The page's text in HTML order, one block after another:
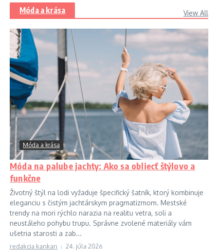
Móda a krása View All
Móda a krása
Móda na palube jachty: Ako sa obliecť štýlovo a
funkčne
Životný štýl na lodi vyžaduje špecifický šatník, ktorý kombinuje
eleganciu s čistým jachtárskym pragmatizmom. Mestské
trendy na mori rýchlo narazia na realitu vetra, soli a
neustáleho pohybu trupu. Správne zvolené materiály vám
ušetria starosti a zab...
redakcia kankan 24. júla 2026